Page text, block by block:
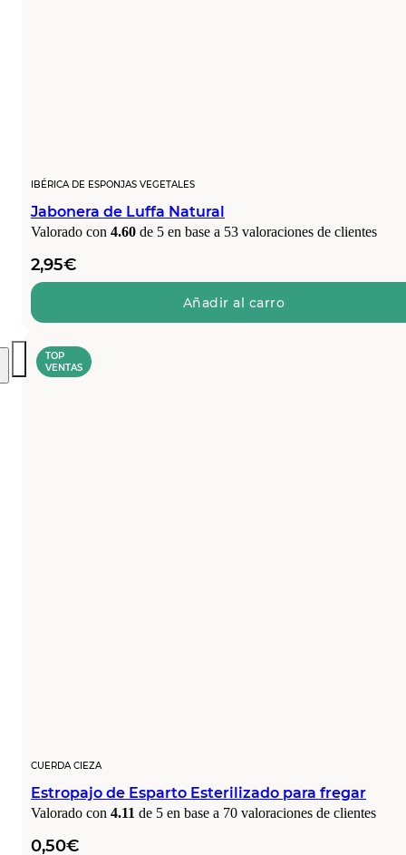
IBÉRICA DE ESPONJAS VEGETALES
Jabonera de Luffa Natural
Valorado con 4.60 de 5 en base a 53 valoraciones de clientes
2,95€
Añadir al carro
TOP
VENTAS
CUERDA CIEZA
Estropajo de Esparto Esterilizado para fregar
Valorado con 4.11 de 5 en base a 70 valoraciones de clientes
0,50€